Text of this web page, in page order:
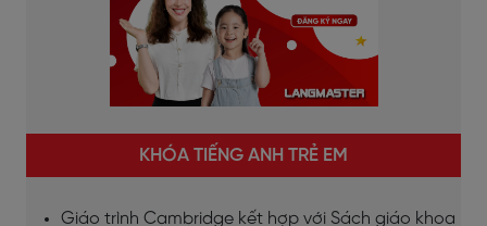
KHÓA TIẾNG ANH TRẺ EM
Giáo trình Cambridge kết hợp với Sách giáo khoa